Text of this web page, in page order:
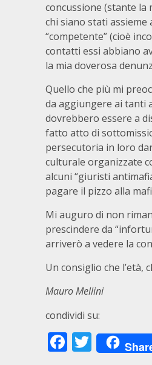
concussione (stante la
chi siano stati
“competente” (cioè
contatti essi abbiano
la mia doverosa
Quello che più mi
da aggiungere ai tanti
dovrebbero essere a
fatto atto di
persecutoria in loro
culturale organizzate
alcuni “giuristi
pagare il pizzo alla
Mi auguro di non
prescindere da
arriverò a vedere la
Un consiglio che l’età,
Mauro Mellini
condividi su:
Facebook